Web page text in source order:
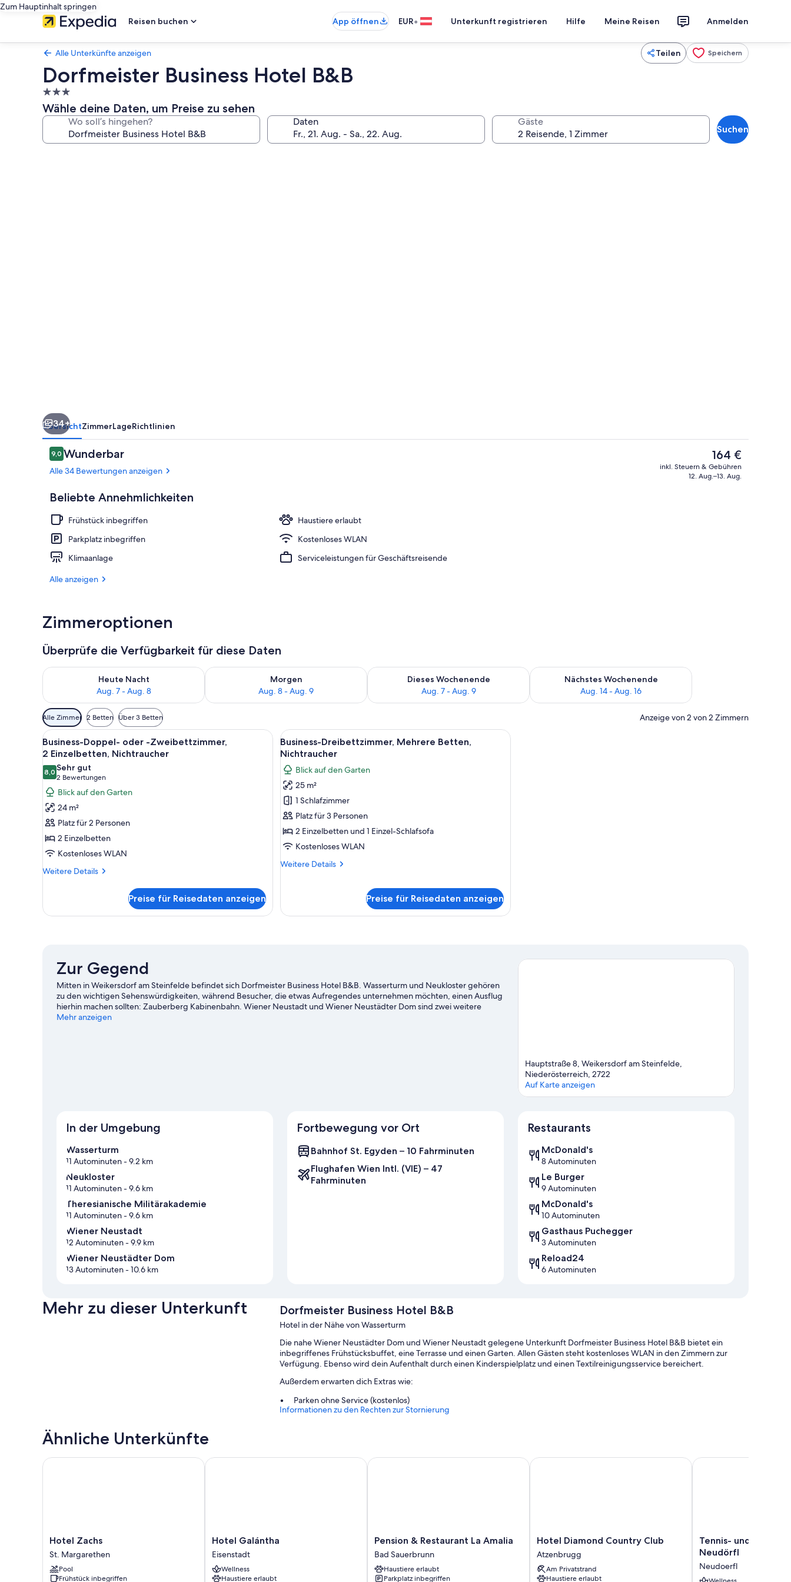
Zum Hauptinhalt springen
Reisen buchen
App öffnen EUR• Unterkunft registrieren Hilfe Meine Reisen Anmelden
Alle Unterkünfte anzeigen Teilen Speichern
Dorfmeister Business Hotel B&B
3.0-
Sterne-
Unterkunft
Wähle deine Daten, um Preise zu sehen
Wo soll’s hingehen? Daten Gäste
Suchen
34+
ÜbersichtZimmerLageRichtlinien
Bewertungen
9,09,0 von 10.
Wunderbar
Alle 34 Bewertungen anzeigen
Beliebte Annehmlichkeiten
Frühstück inbegriffen
Haustiere erlaubt
Parkplatz inbegriffen
Kostenloses WLAN
Klimaanlage
Serviceleistungen für Geschäftsreisende
Alle anzeigen
Der
aktuelle
Preis
164 €
inkl. Steuern & Gebühren
12. Aug.–13. Aug.
Zimmeroptionen
Überprüfe die Verfügbarkeit für diese Daten
Heute Nacht
Aug. 7 - Aug. 8
Überprüfe die Verfügbarkeit für heute Nacht, Aug. 7 - Aug. 8.
Morgen
Aug. 8 - Aug. 9
Überprüfe die Verfügbarkeit für morgen, Aug. 8 - Aug. 9.
Dieses Wochenende
Aug. 7 - Aug. 9
Überprüfe die Verfügbarkeit für dieses Wochenende, Aug. 7 - Aug. 9.
Nächstes Wochenende
Aug. 14 - Aug. 16
Überprüfe die Verfügbarkeit für nächstes Wochenende, Aug.
Verfügbare
Filter
für
Zimmer
Alle Zimmer 2 Betten Über 3 Betten Anzeige von 2 von 2 Zimmern
Alle
Fotos
für
Business-
Doppel-
oder
-
Zweibettzimmer,
2 Einzelbetten,
Nichtraucher
anzeigen
Ein modernes Hotelzimmer mit einem großen Bett, einem Schreibtisch, einem Sessel und einem Bild an der Wand.
8
Business-Doppel- oder -Zweibettzimmer,
2 Einzelbetten, Nichtraucher
8,08,0 von 10
Sehr gut
2 Bewertungen
(2
Bewertungen)
Blick auf den Garten
24 m²
Platz für 2 Personen
2 Einzelbetten
Kostenloses WLAN
Weitere Details
Weitere
Doppel-
Nichtraucher
Preise für Reisedaten anzeigen
Alle
Fotos
für
Business-
Dreibettzimmer,
Mehrere
Betten,
Nichtraucher
anzeigen
Ein modernes Hotelzimmer mit einem großen Bett, einem Schreibtisch, einem Sessel und einem Bild an der Wand.
8
Business-Dreibettzimmer, Mehrere Betten,
Nichtraucher
Blick auf den Garten
25 m²
1 Schlafzimmer
Platz für 3 Personen
2 Einzelbetten und 1 Einzel-Schlafsofa
Kostenloses WLAN
Weitere Details
Weitere
Mehrere
Preise für Reisedaten anzeigen
Zur Gegend
Mitten in Weikersdorf am Steinfelde befindet sich Dorfmeister Business Hotel B&B. Wasserturm und Neukloster gehören
zu den wichtigen Sehenswürdigkeiten, während Besucher, die etwas Aufregendes unternehmen möchten, einen Ausflug
hierhin machen sollten: Zauberberg Kabinenbahn. Wiener Neustadt und Wiener Neustädter Dom sind zwei weitere
empfehlenswerte Orte für einen Abstecher. Erlebe auf den Wander-/Radwegen und beim Reiten die wunderbare Vielfalt
Mehr anzeigen
Hauptstraße 8, Weikersdorf am Steinfelde,
Niederösterreich, 2722
Auf Karte anzeigen
In der Umgebung
Wasserturm
11 Autominuten- 9.2 km
Neukloster
11 Autominuten- 9.6 km
Theresianische Militärakademie
11 Autominuten- 9.6 km
Wiener Neustadt
12 Autominuten- 9.9 km
Wiener Neustädter Dom
13 Autominuten- 10.6 km
Fortbewegung vor Ort
Bahnhof St. Egyden – 10 Fahrminuten
Flughafen Wien Intl. (VIE) – 47
Fahrminuten
Restaurants
McDonald's
8 Autominuten
Le Burger
9 Autominuten
McDonald's
10 Autominuten
Gasthaus Puchegger
3 Autominuten
Reload24
6 Autominuten
Mehr zu dieser Unterkunft Dorfmeister Business Hotel B&B
Hotel in der Nähe von Wasserturm
Die nahe Wiener Neustädter Dom und Wiener Neustadt gelegene Unterkunft Dorfmeister Business Hotel B&B bietet ein
inbegriffenes Frühstücksbuffet, eine Terrasse und einen Garten. Allen Gästen steht kostenloses WLAN in den Zimmern zur
Verfügung. Ebenso wird dein Aufenthalt durch einen Kinderspielplatz und einen Textilreinigungsservice bereichert.
Außerdem erwarten dich Extras wie:
Parken ohne Service (kostenlos)
Ein Fahrradverleih, Express-Check-out und Express-Check-in
Informationen zu den Rechten zur Stornierung
Ähnliche Unterkünfte
Hotel
Zachs
St.
Margarethen
Hotel Zachs
St. Margarethen
Pool
Frühstück inbegriffen
Hotel Zachs
Hotel
Galántha
Eisenstadt
Hotel Galántha
Eisenstadt
Wellness
Haustiere erlaubt
Hotel Galántha
Pension
&
Restaurant
La
Pension & Restaurant La Amalia
Bad Sauerbrunn
Haustiere erlaubt
Parkplatz inbegriffen
Pension & Restaurant La Amalia
Hotel
Diamond
Country
Club
Hotel Diamond Country Club
Atzenbrugg
Am Privatstrand
Haustiere erlaubt
Hotel Diamond Country Club
Tennis-
und
Neudörfl
Tennis- und
Neudörfl
Neudoerfl
Tennis- und